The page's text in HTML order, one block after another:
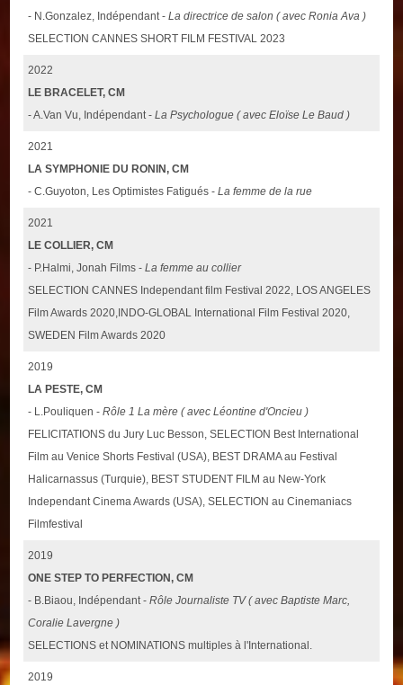
- N.Gonzalez, Indépendant -La directrice de salon ( avec Ronia Ava )
SELECTION CANNES SHORT FILM FESTIVAL 2023
2022
LE BRACELET, CM
- A.Van Vu, Indépendant -La Psychologue ( avec Eloïse Le Baud )
2021
LA SYMPHONIE DU RONIN, CM
- C.Guyoton, Les Optimistes Fatigués -La femme de la rue
2021
LE COLLIER, CM
- P.Halmi, Jonah Films -La femme au collier
SELECTION CANNES Independant film Festival 2022, LOS ANGELES
Film Awards 2020,INDO-GLOBAL International Film Festival 2020,
SWEDEN Film Awards 2020
2019
LA PESTE, CM
- L.Pouliquen -Rôle 1 La mère ( avec Léontine d'Oncieu )
FELICITATIONS du Jury Luc Besson, SELECTION Best International
Film au Venice Shorts Festival (USA), BEST DRAMA au Festival
Halicarnassus (Turquie), BEST STUDENT FILM au New-York
Independant Cinema Awards (USA), SELECTION au Cinemaniacs
Filmfestival
2019
ONE STEP TO PERFECTION, CM
- B.Biaou, Indépendant -Rôle Journaliste TV ( avec Baptiste Marc,
Coralie Lavergne )
SELECTIONS et NOMINATIONS multiples à l'International.
2019